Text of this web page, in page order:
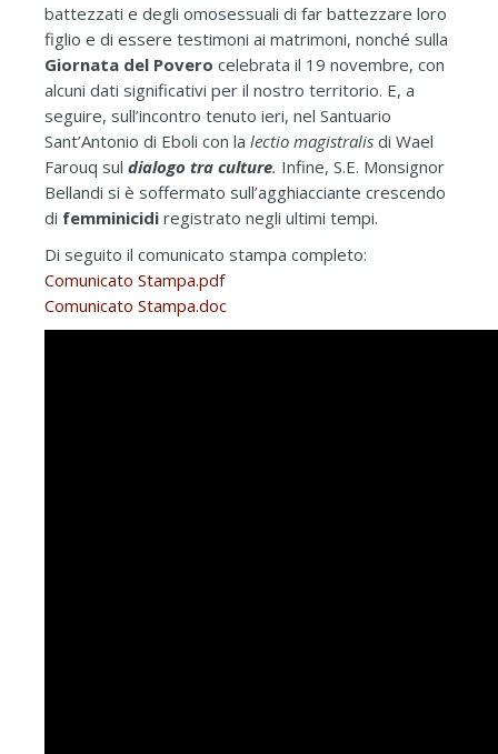
battezzati e degli omosessuali di far battezzare loro
figlio e di essere testimoni ai matrimoni, nonché sulla
Giornata del Povero celebrata il 19 novembre, con
alcuni dati significativi per il nostro territorio. E, a
seguire, sull’incontro tenuto ieri, nel Santuario
Sant’Antonio di Eboli con la lectio magistralis di Wael
Farouq sul dialogo tra culture. Infine, S.E. Monsignor
Bellandi si è soffermato sull’agghiacciante crescendo
di femminicidi registrato negli ultimi tempi.
Di seguito il comunicato stampa completo:
Comunicato Stampa.pdf
Comunicato Stampa.doc